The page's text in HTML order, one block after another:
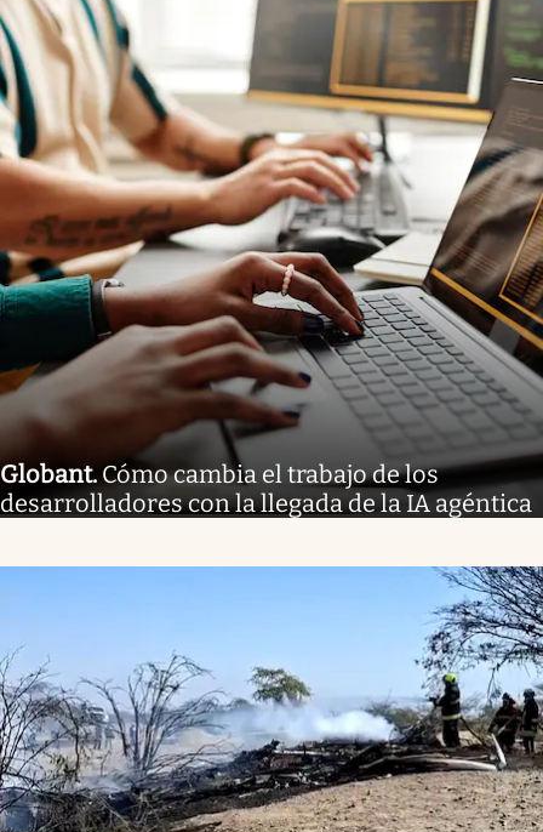
Globant. Cómo cambia el trabajo de los
desarrolladores con la llegada de la IA agéntica